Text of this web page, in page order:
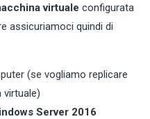
virtuale configurata
assicuriamoci quindi di
(se vogliamo replicare
virtuale)
Server 2016